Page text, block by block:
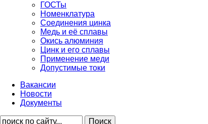
ГОСТы
Номенклатура
Соединения цинка
Медь и её сплавы
Окись алюминия
Цинк и его сплавы
Применение меди
Допустимые токи
Вакансии
Новости
Документы